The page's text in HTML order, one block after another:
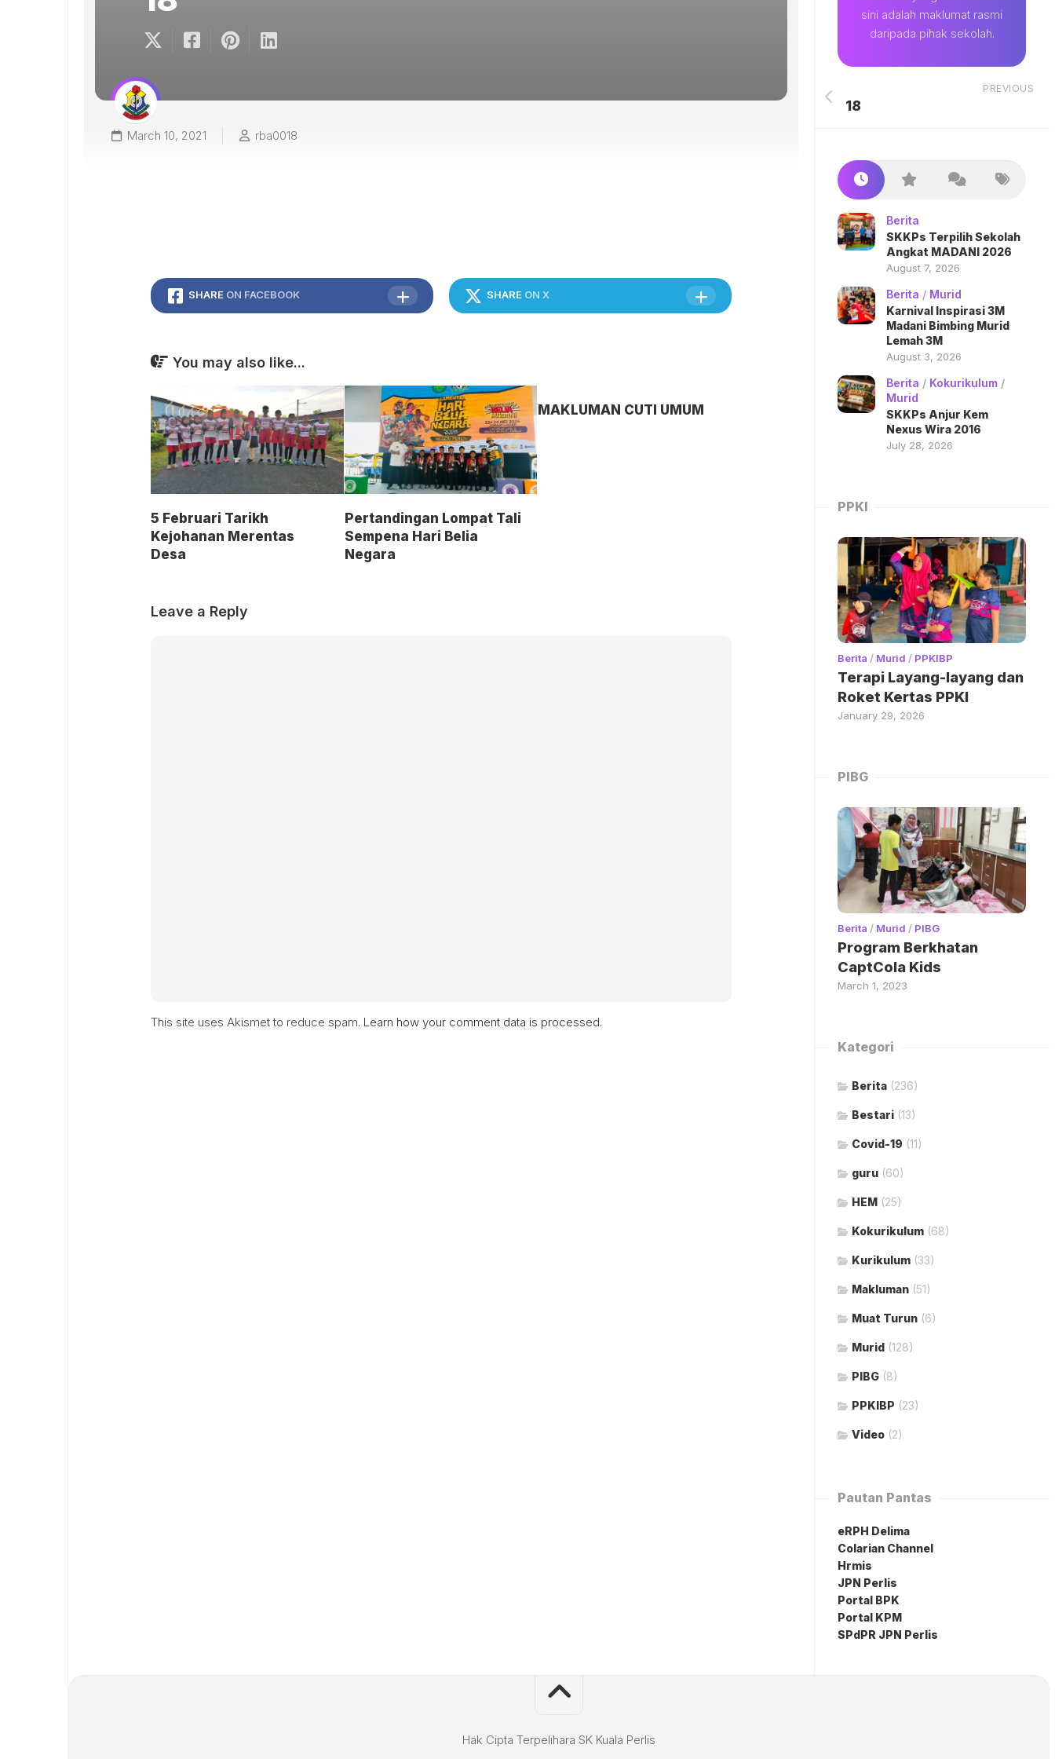
March 10, 2021 rba0018
SHARE ON FACEBOOK SHARE ON X
You may also like...
5 Februari Tarikh
Kejohanan Merentas
Desa
Pertandingan Lompat Tali
Sempena Hari Belia
Negara
MAKLUMAN CUTI UMUM
Leave a Reply
This site uses Akismet to reduce spam. Learn how your comment data is processed.
sini adalah maklumat rasmi
daripada pihak sekolah.
PREVIOUS
18
Berita
SKKPs Terpilih Sekolah
Angkat MADANI 2026
August 7, 2026
Berita / Murid
Karnival Inspirasi 3M
Madani Bimbing Murid
Lemah 3M
August 3, 2026
Berita / Kokurikulum /
Murid
SKKPs Anjur Kem
Nexus Wira 2016
July 28, 2026
PPKI
Berita / Murid / PPKIBP
Terapi Layang-layang dan
Roket Kertas PPKI
January 29, 2026
PIBG
Berita / Murid / PIBG
Program Berkhatan
CaptCola Kids
March 1, 2023
Kategori
Berita (236)
Bestari (13)
Covid-19 (11)
guru (60)
HEM (25)
Kokurikulum (68)
Kurikulum (33)
Makluman (51)
Muat Turun (6)
Murid (128)
PIBG (8)
PPKIBP (23)
Video (2)
Pautan Pantas
eRPH Delima
Colarian Channel
Hrmis
JPN Perlis
Portal BPK
Portal KPM
SPdPR JPN Perlis
Hak Cipta Terpelihara SK Kuala Perlis